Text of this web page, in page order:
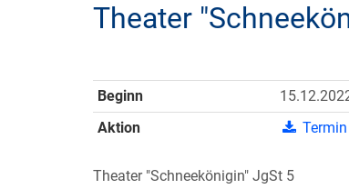
Theater
Beginn
Aktion
Theater "Schneekönigin" JgSt 5